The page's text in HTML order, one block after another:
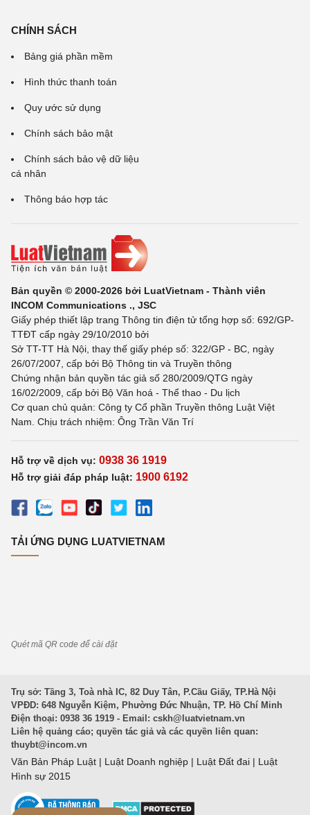
CHÍNH SÁCH
Bảng giá phần mềm
Hình thức thanh toán
Quy ước sử dụng
Chính sách bảo mật
Chính sách bảo vệ dữ liệu
cá nhân
Thông báo hợp tác
Bản quyền © 2000-2026 bởi LuatVietnam - Thành viên
INCOM Communications ., JSC
Giấy phép thiết lập trang Thông tin điện tử tổng hợp số: 692/GP-
TTĐT cấp ngày 29/10/2010 bởi
Sở TT-TT Hà Nội, thay thế giấy phép số: 322/GP - BC, ngày
26/07/2007, cấp bởi Bộ Thông tin và Truyền thông
Chứng nhận bản quyền tác giả số 280/2009/QTG ngày
16/02/2009, cấp bởi Bộ Văn hoá - Thể thao - Du lịch
Cơ quan chủ quản: Công ty Cổ phần Truyền thông Luật Việt
Nam. Chịu trách nhiệm: Ông Trần Văn Trí
Hỗ trợ về dịch vụ: 0938 36 1919
Hỗ trợ giải đáp pháp luật: 1900 6192
TẢI ỨNG DỤNG LUATVIETNAM
Quét mã QR code để cài đặt
Trụ sở: Tầng 3, Toà nhà IC, 82 Duy Tân, P.Cầu Giấy, TP.Hà Nội
VPĐD: 648 Nguyễn Kiệm, Phường Đức Nhuận, TP. Hồ Chí Minh
Điện thoại: 0938 36 1919 - Email: cskh@luatvietnam.vn
Liên hệ quảng cáo; quyền tác giả và các quyền liên quan:
thuybt@incom.vn
Văn Bản Pháp Luật | Luật Doanh nghiệp | Luật Đất đai | Luật
Hình sự 2015